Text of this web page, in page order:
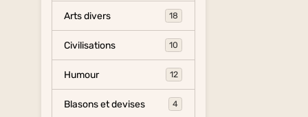
Arts divers 18
Civilisations 10
Humour 12
Blasons et devises 4